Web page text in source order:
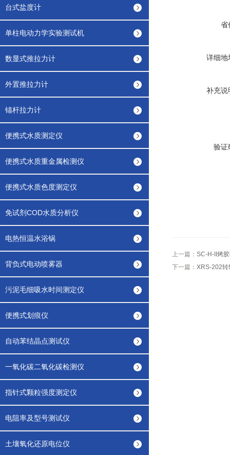
台式盐度计
单柱电动力学实验测试机
数显式推拉力计
外置推拉力计
锚杆拉力计
便携式水质测定仪
便携式水质重金属检测仪
便携式水质色度测定仪
免试剂COD水质分析仪
电热恒温水浴锅
背负式电动喷雾器
污泥毛细吸水时间测定仪
便携式划痕仪
自动苯结晶点测试仪
一氧化碳二氧化碳检测仪
指针式颗粒强度测定仪
电阻率及型号测试仪
土壤氧化还原电位仪
省
详细地
补充说
验证
上一篇： SC-H-II烤
下一篇： XRS-202转